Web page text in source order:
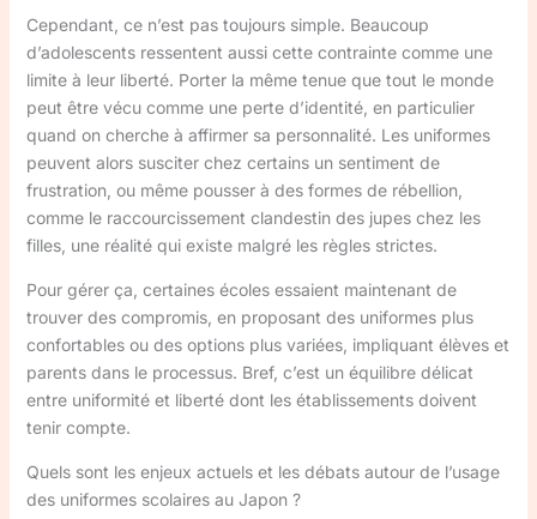
Cependant, ce n’est pas toujours simple. Beaucoup
d’adolescents ressentent aussi cette contrainte comme une
limite à leur liberté. Porter la même tenue que tout le monde
peut être vécu comme une perte d’identité, en particulier
quand on cherche à affirmer sa personnalité. Les uniformes
peuvent alors susciter chez certains un sentiment de
frustration, ou même pousser à des formes de rébellion,
comme le raccourcissement clandestin des jupes chez les
filles, une réalité qui existe malgré les règles strictes.
Pour gérer ça, certaines écoles essaient maintenant de
trouver des compromis, en proposant des uniformes plus
confortables ou des options plus variées, impliquant élèves et
parents dans le processus. Bref, c’est un équilibre délicat
entre uniformité et liberté dont les établissements doivent
tenir compte.
Quels sont les enjeux actuels et les débats autour de l’usage
des uniformes scolaires au Japon ?